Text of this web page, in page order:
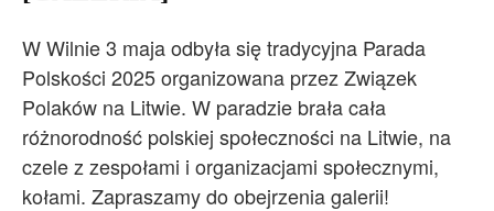
W Wilnie 3 maja odbyła się tradycyjna Parada
Polskości 2025 organizowana przez Związek
Polaków na Litwie. W paradzie brała cała
różnorodność polskiej społeczności na Litwie, na
czele z zespołami i organizacjami społecznymi,
kołami. Zapraszamy do obejrzenia galerii!